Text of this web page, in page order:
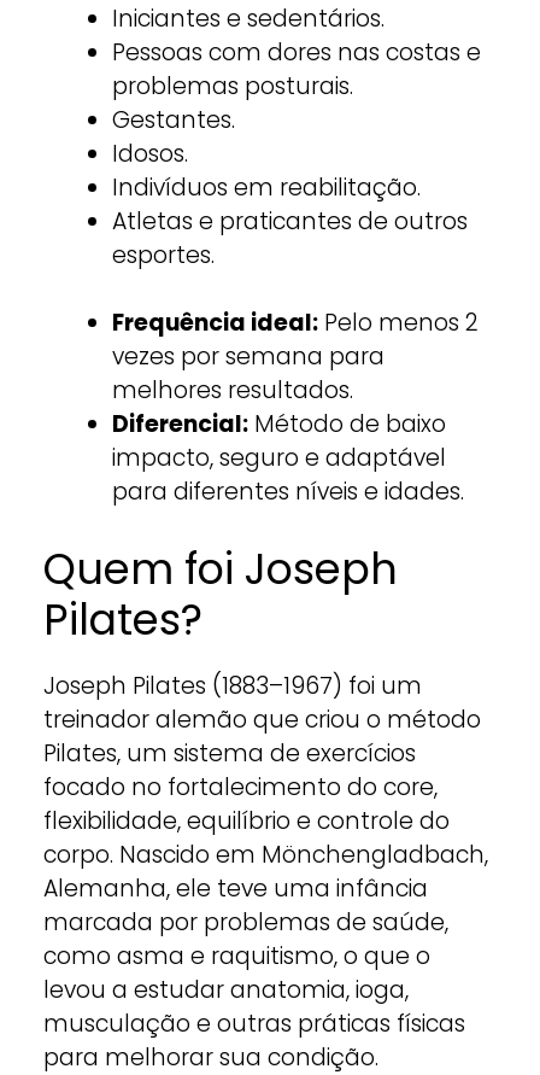
Iniciantes e sedentários.
Pessoas com dores nas costas e
problemas posturais.
Gestantes.
Idosos.
Indivíduos em reabilitação.
Atletas e praticantes de outros
esportes.
Frequência ideal:Pelo menos 2
vezes por semana para
melhores resultados.
Diferencial:Método de baixo
impacto, seguro e adaptável
para diferentes níveis e idades.
Quem foi Joseph
Pilates?
Joseph Pilates (1883–1967) foi um
treinador alemão que criou o método
Pilates, um sistema de exercícios
focado no fortalecimento do core,
flexibilidade, equilíbrio e controle do
corpo. Nascido em Mönchengladbach,
Alemanha, ele teve uma infância
marcada por problemas de saúde,
como asma e raquitismo, o que o
levou a estudar anatomia, ioga,
musculação e outras práticas físicas
para melhorar sua condição.